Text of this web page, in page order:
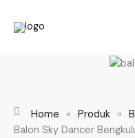
Home » Produk »
Balon Sky Dancer